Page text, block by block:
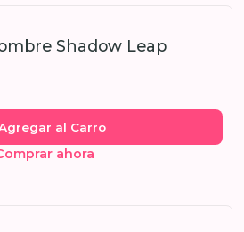
Shadow Leap
al Carro
ahora